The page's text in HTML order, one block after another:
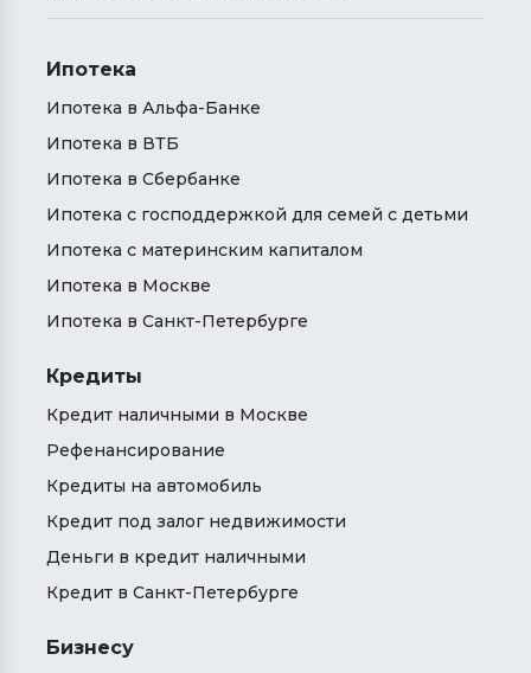
Ипотека
Ипотека в Альфа-Банке
Ипотека в ВТБ
Ипотека в Сбербанке
Ипотека с господдержкой для семей с детьми
Ипотека с материнским капиталом
Ипотека в Москве
Ипотека в Санкт-Петербурге
Кредиты
Кредит наличными в Москве
Рефенансирование
Кредиты на автомобиль
Кредит под залог недвижимости
Деньги в кредит наличными
Кредит в Санкт-Петербурге
Бизнесу